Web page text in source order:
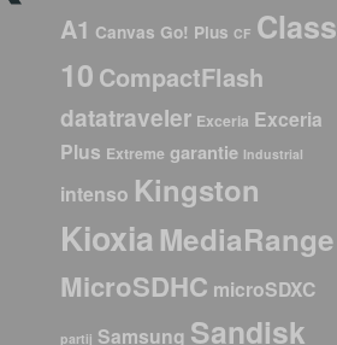
A1 Canvas Go! Plus CF Class
10 CompactFlash
datatraveler Exceria Exceria
Plus Extreme garantie Industrial
intenso Kingston
Kioxia MediaRange
MicroSDHC microSDXC
partij Samsung Sandisk